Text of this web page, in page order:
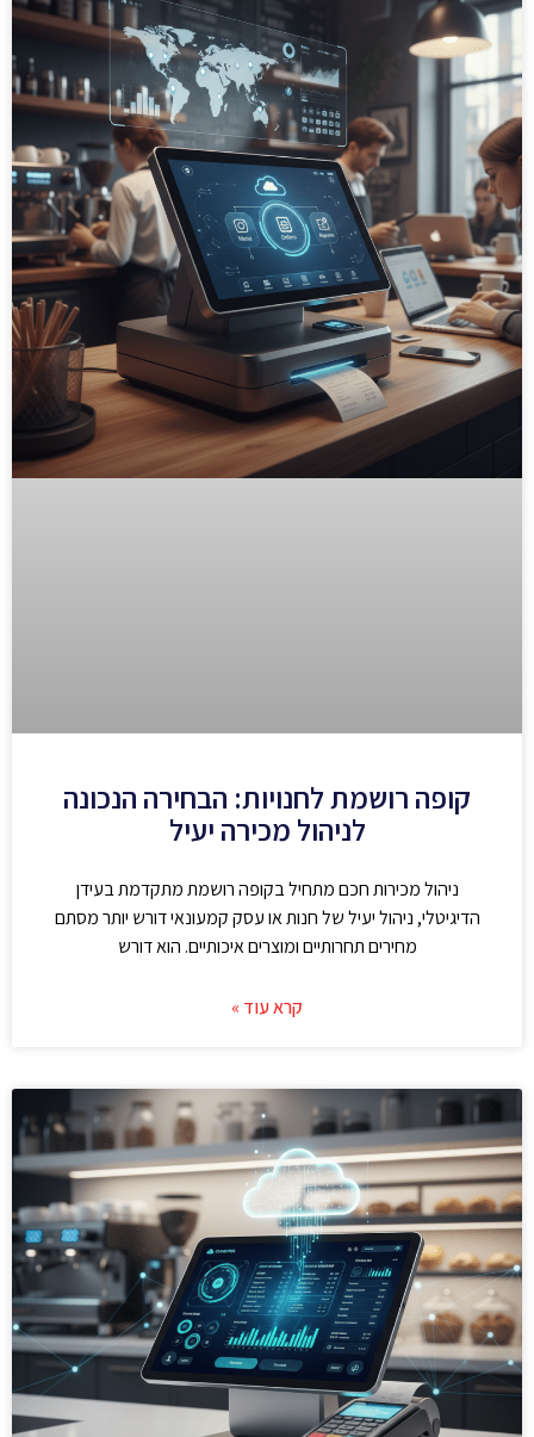
קופה רושמת לחנויות: הבחירה הנכונה
לניהול מכירה יעיל
ניהול מכירות חכם מתחיל בקופה רושמת מתקדמת בעידן
הדיגיטלי, ניהול יעיל של חנות או עסק קמעונאי דורש יותר מסתם
מחירים תחרותיים ומוצרים איכותיים. הוא דורש
קרא עוד »